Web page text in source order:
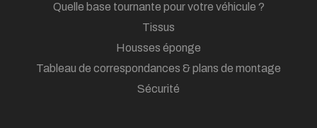
Quelle base tournante pour votre véhicule ?
Tissus
Housses éponge
Tableau de correspondances & plans de montage
Sécurité